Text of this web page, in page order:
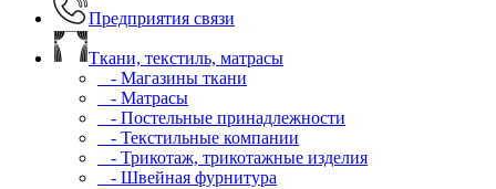
Предприятия связи
Ткани, текстиль, матрасы
- Магазины ткани
- Матрасы
- Постельные принадлежности
- Текстильные компании
- Трикотаж, трикотажные изделия
- Швейная фурнитура